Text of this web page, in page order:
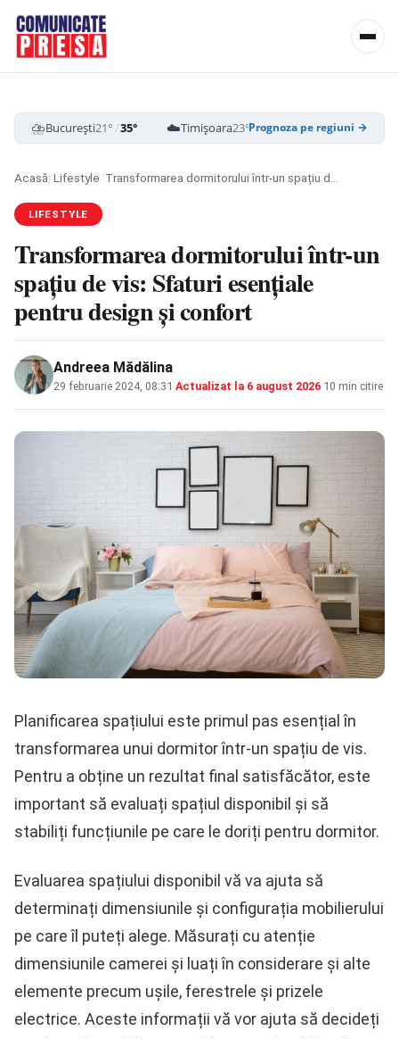
⛈️București21°/35° ☁️Timișoara23°/35° ☁️Cluj-Napoca
Prognoza pe regiuni →
Acasă/Lifestyle/
LIFESTYLE
Transformarea dormitorului într-un
spațiu de vis: Sfaturi esențiale
pentru design și confort
Andreea Mădălina
29 februarie 2024, 08:31 Actualizat la 6 august 2026 10 min citire
Planificarea spațiului este primul pas esențial în
transformarea unui dormitor într-un spațiu de vis.
Pentru a obține un rezultat final satisfăcător, este
important să evaluați spațiul disponibil și să
stabiliți funcțiunile pe care le doriți pentru dormitor.
Evaluarea spațiului disponibil vă va ajuta să
determinați dimensiunile și configurația mobilierului
pe care îl puteți alege. Măsurați cu atenție
dimensiunile camerei și luați în considerare și alte
elemente precum ușile, ferestrele și prizele
electrice. Aceste informații vă vor ajuta să decideți